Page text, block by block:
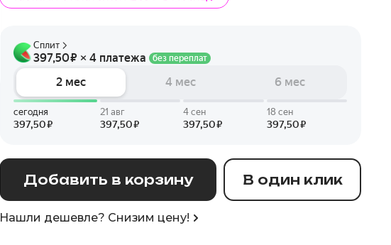
Добавить в корзину В один клик
Нашли дешевле? Снизим цену!